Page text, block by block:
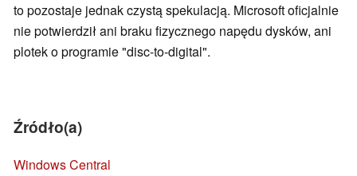
to pozostaje jednak czystą spekulacją. Microsoft oficjalnie
nie potwierdził ani braku fizycznego napędu dysków, ani
plotek o programie "disc-to-digital".
Źródło(a)
Windows Central